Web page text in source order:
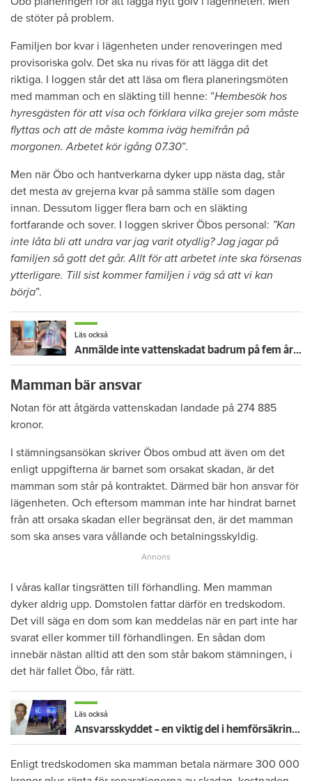
de stöter på problem.
Familjen bor kvar i lägenheten under renoveringen med
provisoriska golv. Det ska nu rivas för att lägga dit det
riktiga. I loggen står det att läsa om flera planeringsmöten
med mamman och en släkting till henne: ”Hembesök hos
hyresgästen för att visa och förklara vilka grejer som måste
flyttas och att de måste komma iväg hemifrån på
morgonen. Arbetet kör igång 07.30”.
Men när Öbo och hantverkarna dyker upp nästa dag, står
det mesta av grejerna kvar på samma ställe som dagen
innan. Dessutom ligger flera barn och en släkting
fortfarande och sover. I loggen skriver Öbos personal: ”Kan
inte låta bli att undra var jag varit otydlig? Jag jagar på
familjen så gott det går. Allt för att arbetet inte ska försenas
ytterligare. Till sist kommer familjen i väg så att vi kan
börja”.
Läs också
Anmälde inte vattenskadat badrum på fem år – krävs på 125 000 kronor
Mamman bär ansvar
Notan för att åtgärda vattenskadan landade på 274 885
kronor.
I stämningsansökan skriver Öbos ombud att även om det
enligt uppgifterna är barnet som orsakat skadan, är det
mamman som står på kontraktet. Därmed bär hon ansvar för
lägenheten. Och eftersom mamman inte har hindrat barnet
från att orsaka skadan eller begränsat den, är det mamman
som ska anses vara vållande och betalningsskyldig.
I våras kallar tingsrätten till förhandling. Men mamman
dyker aldrig upp. Domstolen fattar därför en tredskodom.
Det vill säga en dom som kan meddelas när en part inte har
svarat eller kommer till förhandlingen. En sådan dom
innebär nästan alltid att den som står bakom stämningen, i
det här fallet Öbo, får rätt.
Läs också
Ansvarsskyddet – en viktig del i hemförsäkringen
Enligt tredskodomen ska mamman betala närmare 300 000